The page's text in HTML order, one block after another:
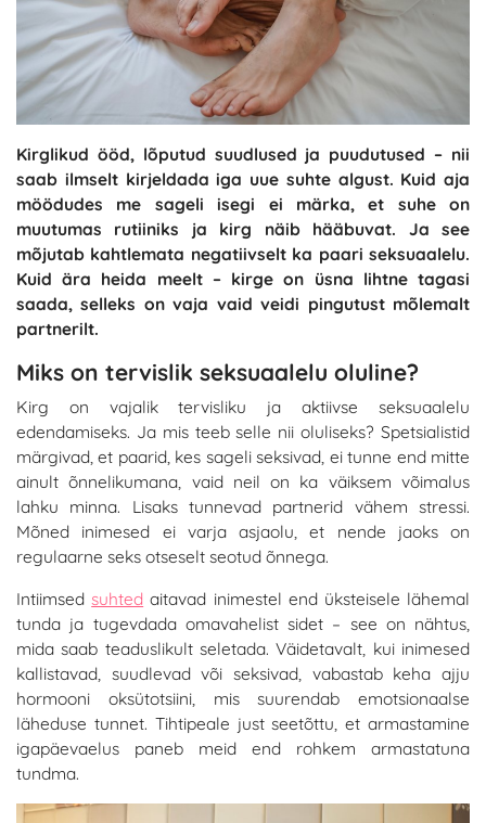
Kirglikud ööd, lõputud suudlused ja puudutused – nii
saab ilmselt kirjeldada iga uue suhte algust. Kuid aja
möödudes me sageli isegi ei märka, et suhe on
muutumas rutiiniks ja kirg näib hääbuvat. Ja see
mõjutab kahtlemata negatiivselt ka paari seksuaalelu.
Kuid ära heida meelt – kirge on üsna lihtne tagasi
saada, selleks on vaja vaid veidi pingutust mõlemalt
partnerilt.
Miks on tervislik seksuaalelu oluline?
Kirg on vajalik tervisliku ja aktiivse seksuaalelu
edendamiseks. Ja mis teeb selle nii oluliseks? Spetsialistid
märgivad, et paarid, kes sageli seksivad, ei tunne end mitte
ainult õnnelikumana, vaid neil on ka väiksem võimalus
lahku minna. Lisaks tunnevad partnerid vähem stressi.
Mõned inimesed ei varja asjaolu, et nende jaoks on
regulaarne seks otseselt seotud õnnega.
Intiimsedsuhted aitavad inimestel end üksteisele lähemal
tunda ja tugevdada omavahelist sidet – see on nähtus,
mida saab teaduslikult seletada. Väidetavalt, kui inimesed
kallistavad, suudlevad või seksivad, vabastab keha ajju
hormooni oksütotsiini, mis suurendab emotsionaalse
läheduse tunnet. Tihtipeale just seetõttu, et armastamine
igapäevaelus paneb meid end rohkem armastatuna
tundma.